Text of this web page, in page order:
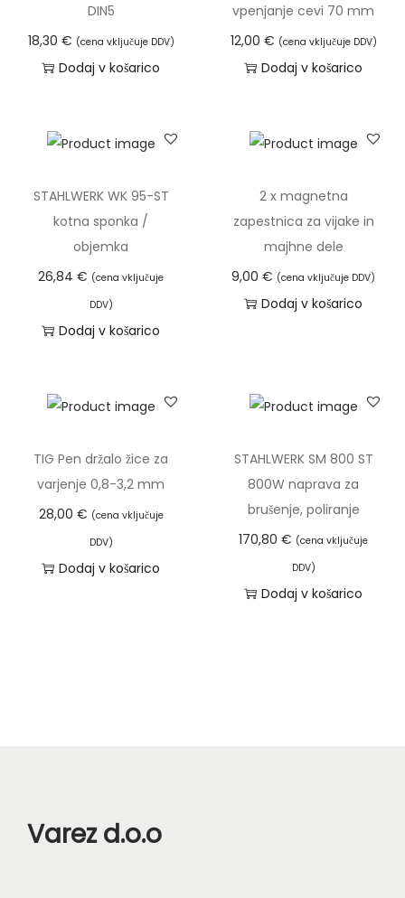
DIN5
18,30 € (cena vključuje DDV)
Dodaj v košarico
vpenjanje cevi 70 mm
12,00 € (cena vključuje DDV)
Dodaj v košarico
STAHLWERK WK 95-ST
kotna sponka /
objemka
26,84€ (cena vključuje
DDV)
Dodaj v košarico
2 x magnetna
zapestnica za vijake in
majhne dele
9,00€ (cena vključuje DDV)
Dodaj v košarico
TIG Pen držalo žice za
varjenje 0,8-3,2 mm
28,00 € (cena vključuje
DDV)
Dodaj v košarico
STAHLWERK SM 800 ST
800W naprava za
brušenje, poliranje
170,80€ (cena vključuje
DDV)
Dodaj v košarico
Varez d.o.o